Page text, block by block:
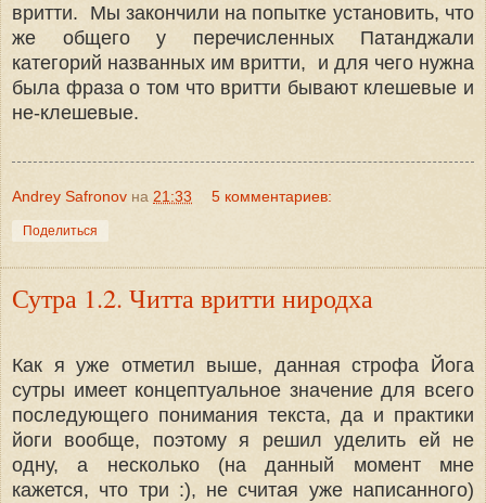
вритти. Мы закончили на попытке установить, что
же общего у перечисленных Патанджали
категорий названных им вритти, и для чего нужна
была фраза о том что вритти бывают клешевые и
не-клешевые.
Andrey Safronov на 21:33 5 комментариев:
Поделиться
Сутра 1.2. Читта вритти ниродха
Как я уже отметил выше, данная строфа Йога
сутры имеет концептуальное значение для всего
последующего понимания текста, да и практики
йоги вообще, поэтому я решил уделить ей не
одну, а несколько (на данный момент мне
кажется, что три :), не считая уже написанного)